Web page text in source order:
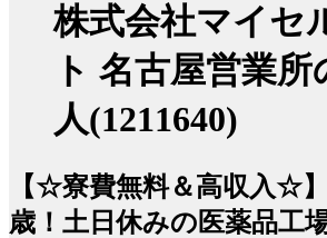
株式会社マイセ
ト 名古屋営業
人(1211640)
【☆寮費無料＆高収入☆
歳！土日休みの医薬品工